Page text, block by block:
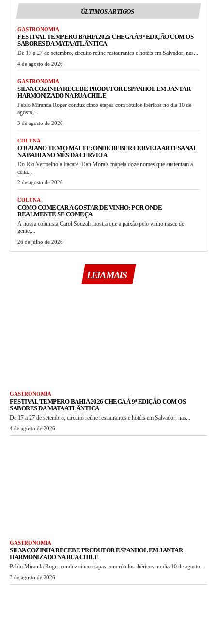
ÚLTIMOS ARTIGOS
GASTRONOMIA
FESTIVAL TEMPERO BAHIA 2026 CHEGA À 9ª EDIÇÃO COM OS
SABORES DA MATA ATLÂNTICA
De 17 a 27 de setembro, circuito reúne restaurantes e hotéis em Salvador, nas...
4 de agosto de 2026
GASTRONOMIA
SILVA COZINHA RECEBE PRODUTOR ESPANHOL EM JANTAR
HARMONIZADO NA RUA CHILE
Pablo Miranda Roger conduz cinco etapas com rótulos ibéricos no dia 10 de
agosto,...
3 de agosto de 2026
COLUNA
O BAIANO TEM O MALTE: ONDE BEBER CERVEJA ARTESANAL
NA BAHIA NO MÊS DA CERVEJA
Do Rio Vermelho a Itacaré, Dan Morais mapeia doze nomes que sustentam a
cena...
2 de agosto de 2026
COLUNA
COMO COMEÇAR A GOSTAR DE VINHO: POR ONDE
REALMENTE SE COMEÇA
A nossa colunista Carol Souzah mostra que a paixão pelo vinho nasce de
gente,...
26 de julho de 2026
LEIA MAIS
GASTRONOMIA
FESTIVAL TEMPERO BAHIA 2026 CHEGA À 9ª EDIÇÃO COM OS
SABORES DA MATA ATLÂNTICA
De 17 a 27 de setembro, circuito reúne restaurantes e hotéis em Salvador, nas...
4 de agosto de 2026
GASTRONOMIA
SILVA COZINHA RECEBE PRODUTOR ESPANHOL EM JANTAR
HARMONIZADO NA RUA CHILE
Pablo Miranda Roger conduz cinco etapas com rótulos ibéricos no dia 10 de agosto,...
3 de agosto de 2026